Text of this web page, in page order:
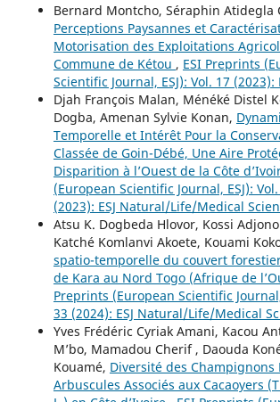
Bernard Montcho, Séraphin Atidegla
Perceptions Paysannes et
Motorisation des Exploitations
Commune de Kétou , ESI Preprints
Scientific Journal, ESJ): Vol. 17
Djah François Malan, Ménéké Distel
Dogba, Amenan Sylvie Konan,
Temporelle et Intérêt Pour la
Classée de Goin-Débé, Une Aire
Disparition à l’Ouest de la Côte
(European Scientific Journal, ESJ):
(2023): ESJ Natural/Life/Medical
Atsu K. Dogbeda Hlovor, Kossi
Katché Komlanvi Akoete, Kouami
spatio-temporelle du couvert
de Kara au Nord Togo (Afrique de
Preprints (European Scientific
33 (2024): ESJ Natural/Life/Medical
Yves Frédéric Cyriak Amani, Kacou
M’bo, Mamadou Cherif , Daouda
Kouamé, Diversité des Champignons
Arbuscules Associés aux Cacaoyers